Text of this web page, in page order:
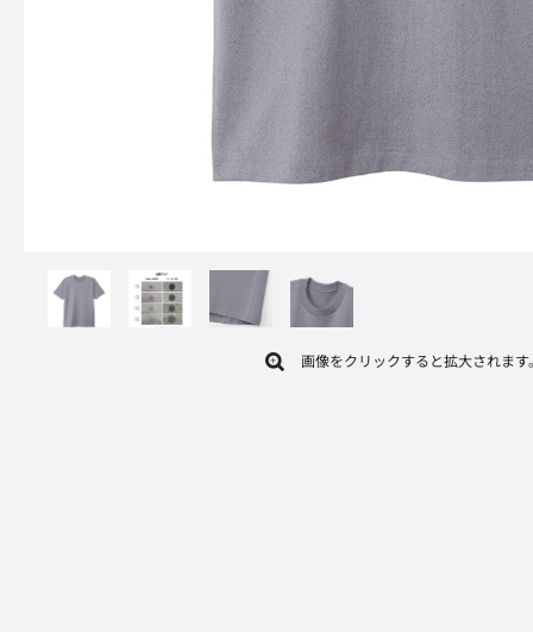
画像をクリックすると拡大されます